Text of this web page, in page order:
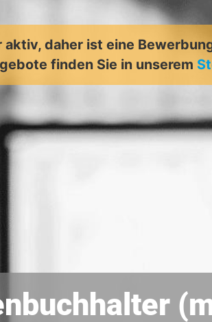
daher ist eine
finden Sie in unserem